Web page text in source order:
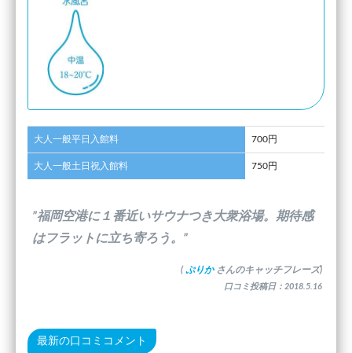
大人一般平日入館料 700円
大人一般土日祝入館料 750円
”福岡空港に１番近いサウナつき大衆浴場。期待感
はフラットに立ち寄ろう。”
( ぷりか さんのキャッチフレーズ)
口コミ投稿日：2018.5.16
最新の口コミコメント